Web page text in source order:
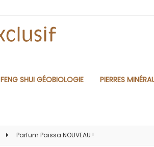
FENG SHUI GÉOBIOLOGIE PIERRES
Parfum Paissa NOUVEAU !